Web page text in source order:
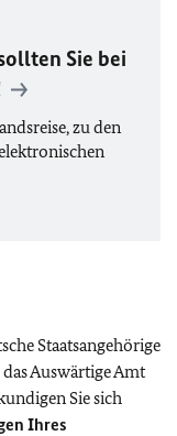
Sie bei
zu den
Staatsangehörige
Auswärtige Amt
Sie sich
Ihres